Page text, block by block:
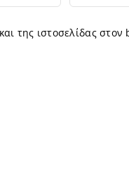
της ιστοσελίδας